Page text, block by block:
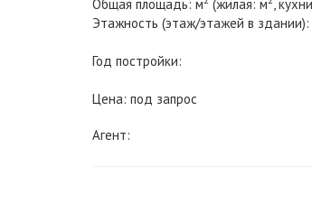
Общая площадь: м (жилая: м ,
Этажность (этаж/этажей в здании):
Год постройки:
Цена: под запрос
Агент: